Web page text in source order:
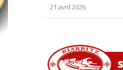
21 avril 2026